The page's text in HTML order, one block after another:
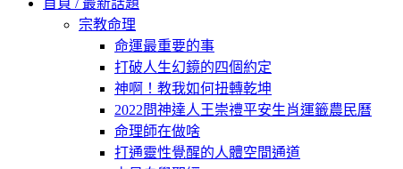
宗教命理
命運最重要的事
打破人生幻鏡的四個約定
神啊！教我如何扭轉乾坤
2022問神達人王崇禮平安生肖運籤農民曆
命理師在做啥
打通靈性覺醒的人體空間通道